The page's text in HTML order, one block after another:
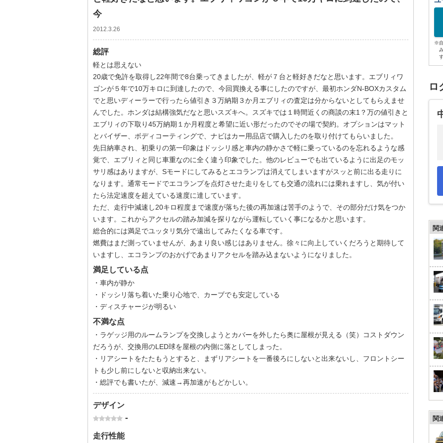
今
2012.3.26
総評
軽とは思えない
20歳で免許を取得し22年間で8台乗ってきましたが、軽が７台と軽好きだなと思います。エブリィワ
ゴンが５年で10万キロに到達したので、今回買換える事にしたのですが、最初ホンダN-BOXカスタム
でと思いディーラーで行ったら値引き３万納期３か月エブリィの査定は分からないとしてもらえませ
んでした。ホンダは結構強気だなと思いスズキへ。スズキでは１時間近くの商談の末1？万の値引きと
エブリィの下取り45万納期１か月程度と希望に近い形だったのでその場で契約。オプションはマット
とバイザー、ボディコーティングで、ナビはカー用品店で購入したのを取り付けてもらいました。
先日納車され、初乗りの第一印象はドッシリ感と車内の静かさで軽に乗っているのを忘れるような感
覚で、エブリィと同じ車重なのに全く違う印象でした。他のレビューでも出ているように出足のモッ
サリ感はありますが、Sモードにしてみるとエコランプは消えてしまいますがスッと前に出る走りに
なります。通常モードでエコランプを点灯させた走りをしても交通の流れには乗れますし、気が付い
たら法定速度を超えている速度に達しています。
ただ、走行中減速し20キロ程度まで速度が落ちた後の再加速は苦手のようで、その部分だけ気をつか
います。これからアクセルの踏み加減を探りながら運転していく事になるかと思います。
総合的には満足でユッタリ気分で遠出してみたくなる車です。
燃費はまだ測っていませんが、あまり良い感じはありません。徐々に向上していくだろうと期待して
いますし、エコランプのおかげであまりアクセルを踏み込まないようになりました。
満足している点
・車内が静か
・ドッシリ落ち着いた乗り心地で、カーブでも安定している
・ディスチャージが明るい
不満な点
・ラゲッジ用のルームランプを交換しようとカバーを外したら奥に屋根が見える（笑）コストダウン
だろうが、交換用のLED球を屋根の内側に落としてしまった。
・リアシートをたたもうとすると、まずリアシートを一番後ろにしないと出来ないし、フロントシー
トも少し前にしないと収納出来ない。
・総評でも書いたが、減速→再加速がもどかしい。
デザイン
-
走行性能
※
ロ
関
関